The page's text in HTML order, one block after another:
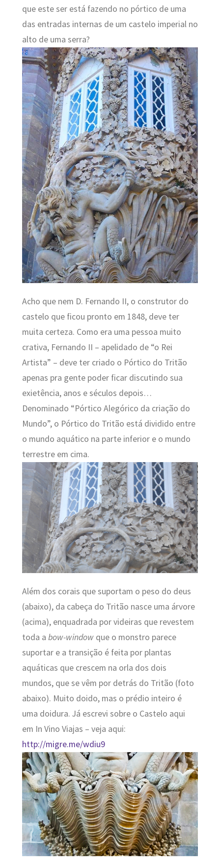
que este ser está fazendo no pórtico de uma
das entradas internas de um castelo imperial no
alto de uma serra?
Acho que nem D. Fernando II, o construtor do
castelo que ficou pronto em 1848, deve ter
muita certeza. Como era uma pessoa muito
crativa, Fernando II – apelidado de “o Rei
Artista” – deve ter criado o Pórtico do Tritão
apenas pra gente poder ficar discutindo sua
exietência, anos e séculos depois…
Denominado “Pórtico Alegórico da criação do
Mundo”, o Pórtico do Tritão está dividido entre
o mundo aquático na parte inferior e o mundo
terrestre em cima.
Além dos corais que suportam o peso do deus
(abaixo), da cabeça do Tritão nasce uma árvore
(acima), enquadrada por videiras que revestem
toda a bow-windowque o monstro parece
suportar e a transição é feita por plantas
aquáticas que crescem na orla dos dois
mundos, que se vêm por detrás do Tritão (foto
abaixo). Muito doido, mas o prédio inteiro é
uma doidura. Já escrevi sobre o Castelo aqui
em In Vino Viajas – veja aqui:
http://migre.me/wdiu9